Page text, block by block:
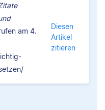
am 4.
Diesen
Artikel
zitieren